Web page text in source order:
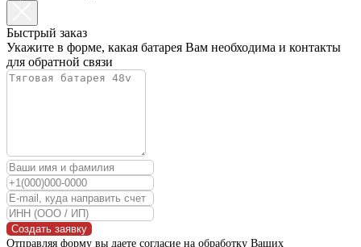
Быстрый заказ
Укажите в форме, какая батарея Вам необходима и контакты
для обратной связи
Создать заявку
Отправляя форму вы даете согласие на обработку Ваших